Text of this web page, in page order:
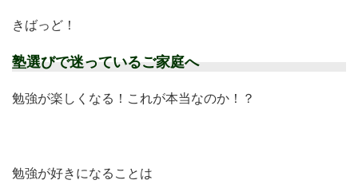
きばっど！
塾選びで迷っているご家庭へ
勉強が楽しくなる！これが本当なのか！？
勉強が好きになることは